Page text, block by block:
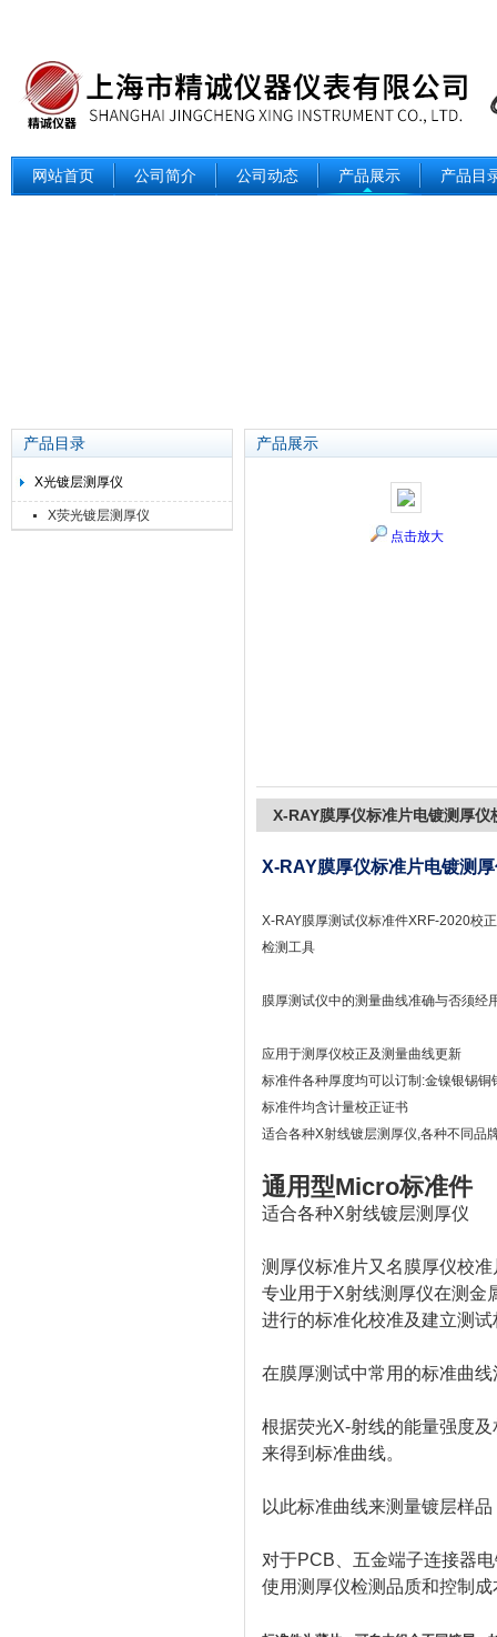
网站首页 公司简介 公司动态 产品展示 产品目
产品目录
X光镀层测厚仪
X荧光镀层测厚仪
产品展示
点击放大
X-RAY膜厚仪标准片电镀测厚仪
X-RAY膜厚仪标准片电镀测
X-RAY膜厚测试仪标准件XRF-2020校
检测工具
膜厚测试仪中的测量曲线准确与否须经
应用于测厚仪校正及测量曲线更新
标准件各种厚度均可以订制:金镍银锡铜
标准件均含计量校正证书
适合各种X射线镀层测厚仪,各种不同品
通用型Micro标准件
适合各种X射线镀层测厚仪
测厚仪标准片又名膜厚仪校准
专业用于X射线测厚仪在测金
进行的标准化校准及建立测试
在膜厚测试中常用的标准曲
根据荧光X-射线的能量强度
来得到标准曲线。
以此标准曲线来测量镀层样
对于PCB、五金端子连接器
使用测厚仪检测品质和控制